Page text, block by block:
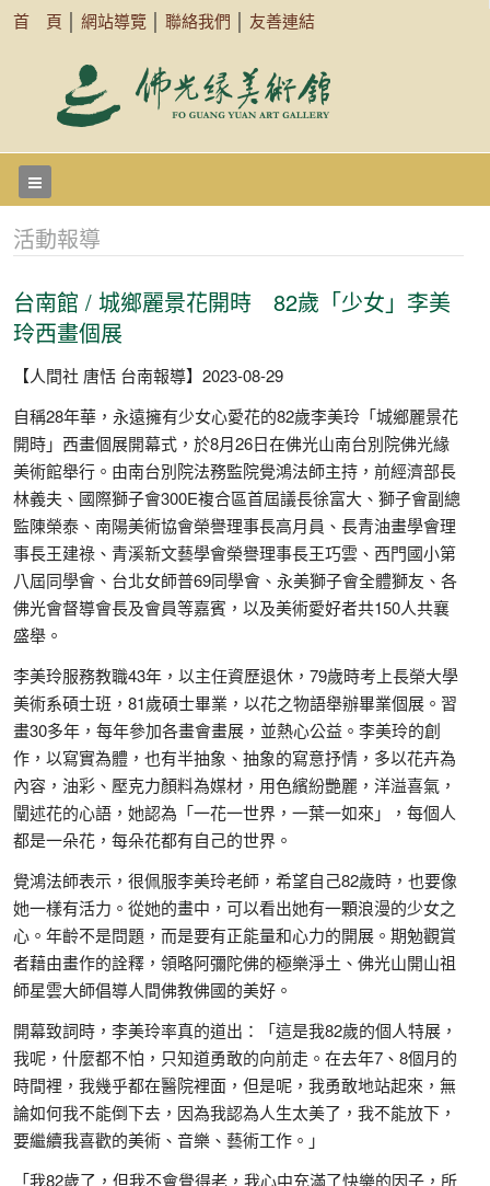
首 頁 網站導覽 聯絡我們 友善連結
活動報導
台南館 / 城鄉麗景花開時 82歲「少女」李美
玲西畫個展
【人間社 唐恬 台南報導】2023-08-29
自稱28年華，永遠擁有少女心愛花的82歲李美玲「城鄉麗景花
開時」西畫個展開幕式，於8月26日在佛光山南台別院佛光緣
美術館舉行。由南台別院法務監院覺鴻法師主持，前經濟部長
林義夫、國際獅子會300E複合區首屆議長徐富大、獅子會副總
監陳榮泰、南陽美術協會榮譽理事長高月員、長青油畫學會理
事長王建祿、青溪新文藝學會榮譽理事長王巧雲、西門國小第
八屆同學會、台北女師普69同學會、永美獅子會全體獅友、各
佛光會督導會長及會員等嘉賓，以及美術愛好者共150人共襄
盛舉。
李美玲服務教職43年，以主任資歷退休，79歲時考上長榮大學
美術系碩士班，81歲碩士畢業，以花之物語舉辦畢業個展。習
畫30多年，每年參加各畫會畫展，並熱心公益。李美玲的創
作，以寫實為體，也有半抽象、抽象的寫意抒情，多以花卉為
內容，油彩、壓克力顏料為媒材，用色繽紛艷麗，洋溢喜氣，
闡述花的心語，她認為「一花一世界，一葉一如來」，每個人
都是一朵花，每朵花都有自己的世界。
覺鴻法師表示，很佩服李美玲老師，希望自己82歲時，也要像
她一樣有活力。從她的畫中，可以看出她有一顆浪漫的少女之
心。年齡不是問題，而是要有正能量和心力的開展。期勉觀賞
者藉由畫作的詮釋，領略阿彌陀佛的極樂淨土、佛光山開山祖
師星雲大師倡導人間佛教佛國的美好。
開幕致詞時，李美玲率真的道出：「這是我82歲的個人特展，
我呢，什麼都不怕，只知道勇敢的向前走。在去年7、8個月的
時間裡，我幾乎都在醫院裡面，但是呢，我勇敢地站起來，無
論如何我不能倒下去，因為我認為人生太美了，我不能放下，
要繼續我喜歡的美術、音樂、藝術工作。」
「我82歲了，但我不會覺得老，我心中充滿了快樂的因子，所